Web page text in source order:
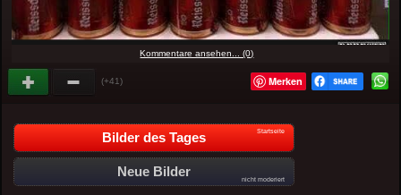
Kommentare ansehen... (0)
(+41) Merken
Bilder des Tages Startseite
Neue Bilder
nicht moderiert